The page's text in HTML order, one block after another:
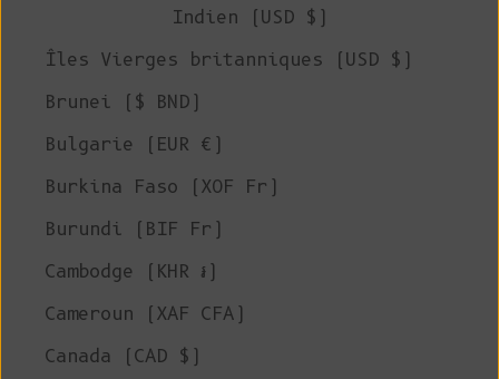
Indien (USD $)
Îles Vierges britanniques (USD $)
Brunei ($ BND)
Bulgarie (EUR €)
Burkina Faso (XOF Fr)
Burundi (BIF Fr)
Cambodge (KHR ៛)
Cameroun (XAF CFA)
Canada (CAD $)